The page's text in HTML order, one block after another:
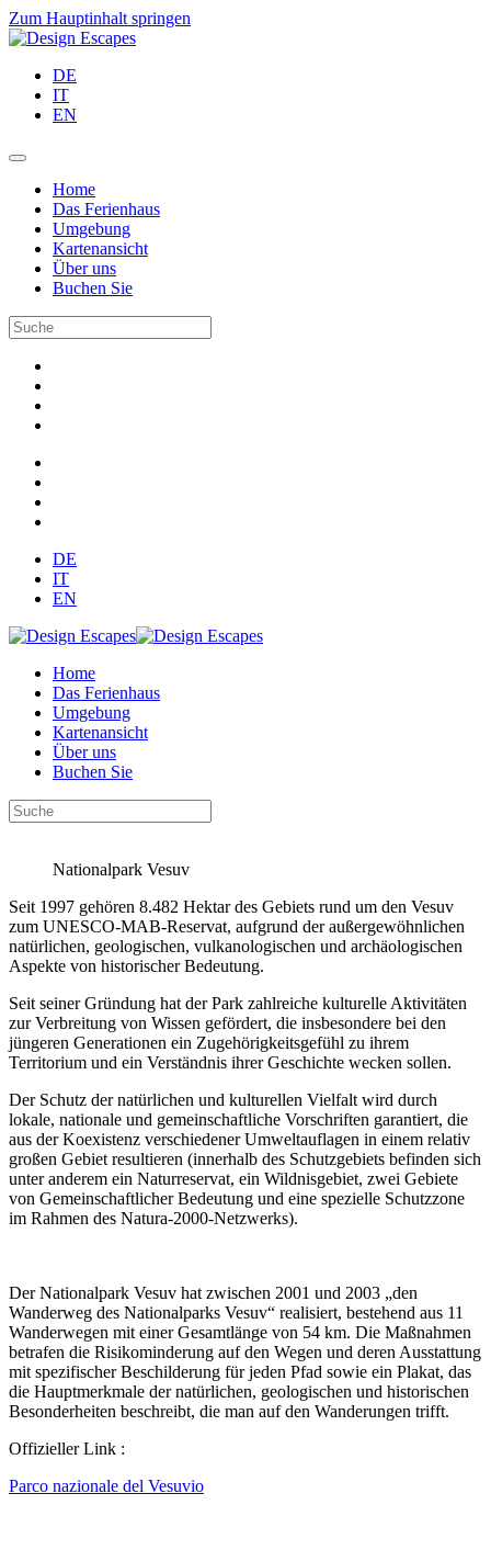
Zum Hauptinhalt springen
DE
IT
EN
Home
Das Ferienhaus
Umgebung
Kartenansicht
Über uns
Buchen Sie
DE
IT
EN
Home
Das Ferienhaus
Umgebung
Kartenansicht
Über uns
Buchen Sie
Nationalpark Vesuv
Seit 1997 gehören 8.482 Hektar des Gebiets rund um den Vesuv
zum UNESCO-MAB-Reservat, aufgrund der außergewöhnlichen
natürlichen, geologischen, vulkanologischen und archäologischen
Aspekte von historischer Bedeutung.
Seit seiner Gründung hat der Park zahlreiche kulturelle Aktivitäten
zur Verbreitung von Wissen gefördert, die insbesondere bei den
jüngeren Generationen ein Zugehörigkeitsgefühl zu ihrem
Territorium und ein Verständnis ihrer Geschichte wecken sollen.
Der Schutz der natürlichen und kulturellen Vielfalt wird durch
lokale, nationale und gemeinschaftliche Vorschriften garantiert, die
aus der Koexistenz verschiedener Umweltauflagen in einem relativ
großen Gebiet resultieren (innerhalb des Schutzgebiets befinden sich
unter anderem ein Naturreservat, ein Wildnisgebiet, zwei Gebiete
von Gemeinschaftlicher Bedeutung und eine spezielle Schutzzone
im Rahmen des Natura-2000-Netzwerks).
Der Nationalpark Vesuv hat zwischen 2001 und 2003 „den
Wanderweg des Nationalparks Vesuv“ realisiert, bestehend aus 11
Wanderwegen mit einer Gesamtlänge von 54 km. Die Maßnahmen
betrafen die Risikominderung auf den Wegen und deren Ausstattung
mit spezifischer Beschilderung für jeden Pfad sowie ein Plakat, das
die Hauptmerkmale der natürlichen, geologischen und historischen
Besonderheiten beschreibt, die man auf den Wanderungen trifft.
Offizieller Link :
Parco nazionale del Vesuvio